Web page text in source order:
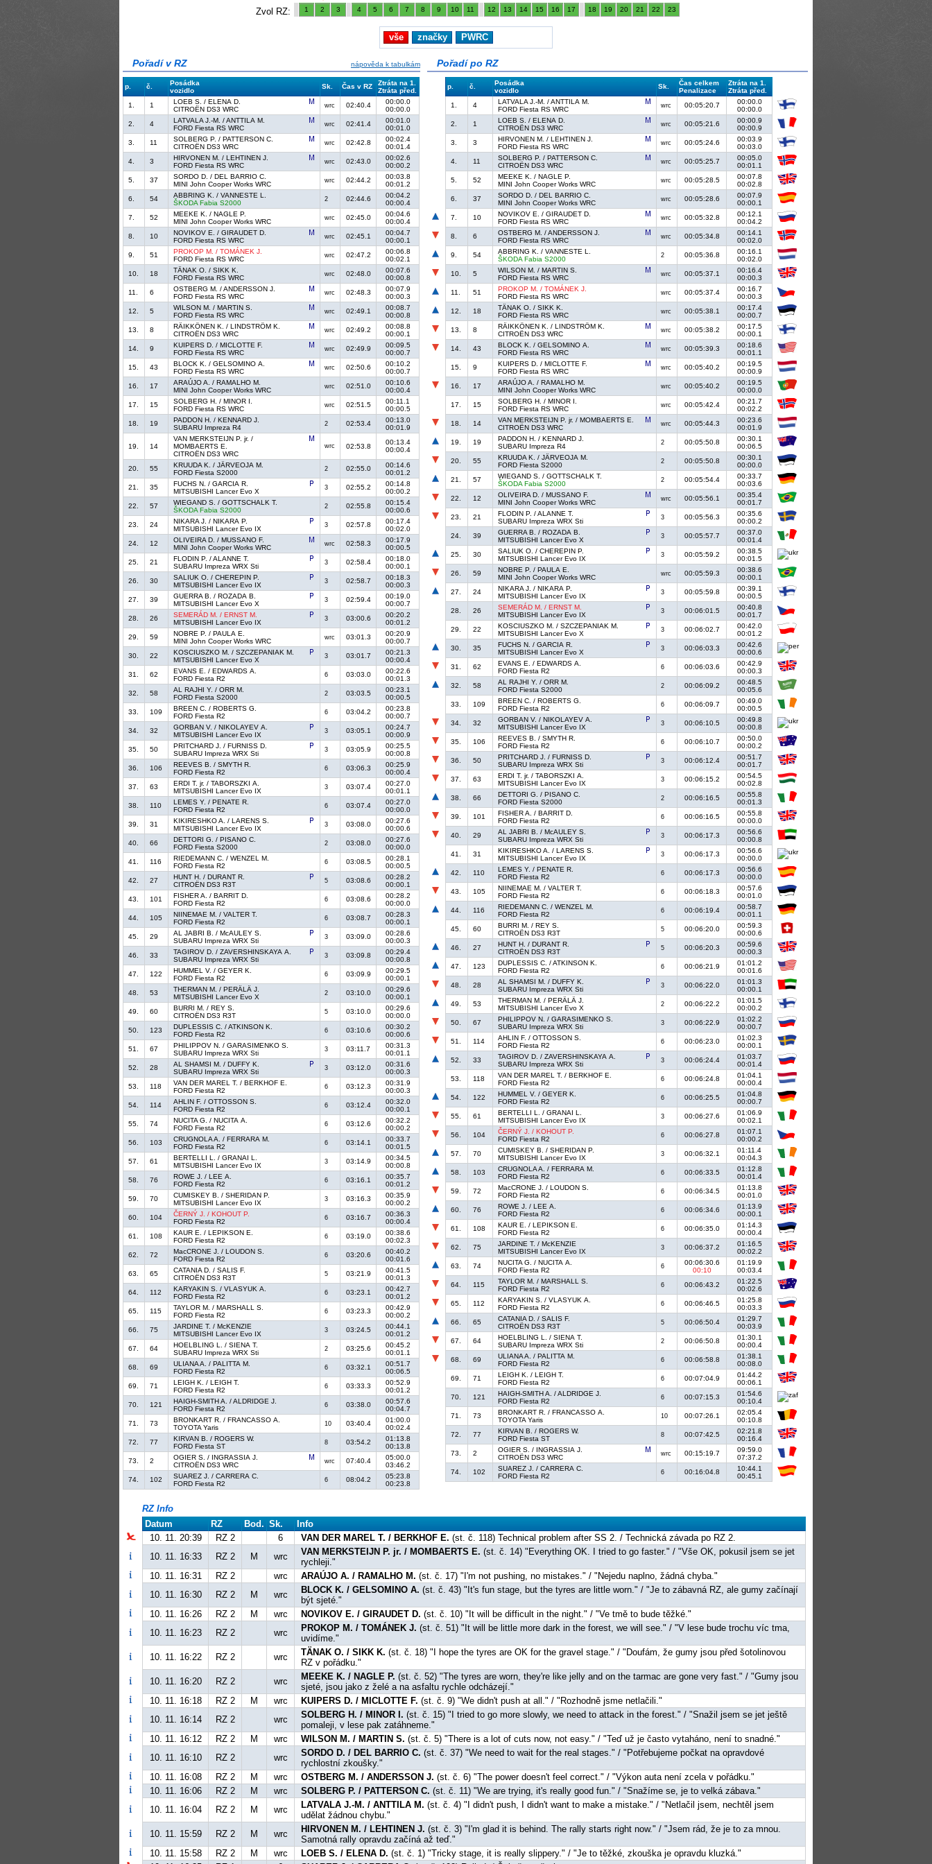
Zvol RZ: 1 2 3 4 5 6 7 8 9 10 11 12 13 14 15 16 17 18 19 20 21 22 23
vše značky PWRC
Pořadí v RZ nápověda k tabulkám
p. č.
Posádka
vozidlo
Sk. Čas v RZ
Ztráta na 1.
Ztráta před.
1.
1
LOEB S. / ELENA D.
CITROËN DS3 WRC
wrc 02:40.4
00:00.0
00:00.0
2.
4
LATVALA J.-M. / ANTTILA M.
FORD Fiesta RS WRC
wrc 02:41.4
00:01.0
00:01.0
3.
11
SOLBERG P. / PATTERSON C.
CITROËN DS3 WRC
wrc 02:42.8
00:02.4
00:01.4
4.
3
HIRVONEN M. / LEHTINEN J.
FORD Fiesta RS WRC
wrc 02:43.0
00:02.6
00:00.2
5.
37
SORDO D. / DEL BARRIO C.
MINI John Cooper Works WRC
wrc 02:44.2
00:03.8
00:01.2
6.
54
ABBRING K. / VANNESTE L.
ŠKODA Fabia S2000
2 02:44.6
00:04.2
00:00.4
7.
52
MEEKE K. / NAGLE P.
MINI John Cooper Works WRC
wrc 02:45.0
00:04.6
00:00.4
8.
10
NOVIKOV E. / GIRAUDET D.
FORD Fiesta RS WRC
wrc 02:45.1
00:04.7
00:00.1
9.
51
PROKOP M. / TOMÁNEK J.
FORD Fiesta RS WRC
wrc 02:47.2
00:06.8
00:02.1
10.
18
TÄNAK O. / SIKK K.
FORD Fiesta RS WRC
wrc 02:48.0
00:07.6
00:00.8
11.
6
OSTBERG M. / ANDERSSON J.
FORD Fiesta RS WRC
wrc 02:48.3
00:07.9
00:00.3
12.
5
WILSON M. / MARTIN S.
FORD Fiesta RS WRC
wrc 02:49.1
00:08.7
00:00.8
13.
8
RÄIKKÖNEN K. / LINDSTRÖM K.
CITROËN DS3 WRC
wrc 02:49.2
00:08.8
00:00.1
14.
9
KUIPERS D. / MICLOTTE F.
FORD Fiesta RS WRC
wrc 02:49.9
00:09.5
00:00.7
15.
43
BLOCK K. / GELSOMINO A.
FORD Fiesta RS WRC
wrc 02:50.6
00:10.2
00:00.7
16.
17
ARAÚJO A. / RAMALHO M.
MINI John Cooper Works WRC
wrc 02:51.0
00:10.6
00:00.4
17.
15
SOLBERG H. / MINOR I.
FORD Fiesta RS WRC
wrc 02:51.5
00:11.1
00:00.5
18.
19
PADDON H. / KENNARD J.
SUBARU Impreza R4
2 02:53.4
00:13.0
00:01.9
19. 14
VAN MERKSTEIJN P. jr. /
MOMBAERTS E.
CITROËN DS3 WRC
wrc 02:53.8
00:13.4
00:00.4
20. 55
KRUUDA K. / JÄRVEOJA M.
FORD Fiesta S2000
2 02:55.0
00:14.6
00:01.2
21.
35
FUCHS N. / GARCIA R.
MITSUBISHI Lancer Evo X
3 02:55.2
00:14.8
00:00.2
22.
57
WIEGAND S. / GOTTSCHALK T.
ŠKODA Fabia S2000
2 02:55.8
00:15.4
00:00.6
23.
24
NIKARA J. / NIKARA P.
MITSUBISHI Lancer Evo IX
3 02:57.8
00:17.4
00:02.0
24.
12
OLIVEIRA D. / MUSSANO F.
MINI John Cooper Works WRC
wrc 02:58.3
00:17.9
00:00.5
25.
21
FLODIN P. / ALANNE T.
SUBARU Impreza WRX Sti
3 02:58.4
00:18.0
00:00.1
26.
30
SALIUK O. / CHEREPIN P.
MITSUBISHI Lancer Evo IX
3 02:58.7
00:18.3
00:00.3
27.
39
GUERRA B. / ROZADA B.
MITSUBISHI Lancer Evo X
3 02:59.4
00:19.0
00:00.7
28.
26
SEMERÁD M. / ERNST M.
MITSUBISHI Lancer Evo IX
3 03:00.6
00:20.2
00:01.2
29.
59
NOBRE P. / PAULA E.
MINI John Cooper Works WRC
wrc 03:01.3
00:20.9
00:00.7
30.
22
KOSCIUSZKO M. / SZCZEPANIAK M.
MITSUBISHI Lancer Evo X
3 03:01.7
00:21.3
00:00.4
31.
62
EVANS E. / EDWARDS A.
FORD Fiesta R2
6 03:03.0
00:22.6
00:01.3
32.
58
AL RAJHI Y. / ORR M.
FORD Fiesta S2000
2 03:03.5
00:23.1
00:00.5
33.
109
BREEN C. / ROBERTS G.
FORD Fiesta R2
6 03:04.2
00:23.8
00:00.7
34.
32
GORBAN V. / NIKOLAYEV A.
MITSUBISHI Lancer Evo IX
3 03:05.1
00:24.7
00:00.9
35.
50
PRITCHARD J. / FURNISS D.
SUBARU Impreza WRX Sti
3 03:05.9
00:25.5
00:00.8
36.
106
REEVES B. / SMYTH R.
FORD Fiesta R2
6 03:06.3
00:25.9
00:00.4
37.
63
ERDI T. jr. / TABORSZKI A.
MITSUBISHI Lancer Evo IX
3 03:07.4
00:27.0
00:01.1
38.
110
LEMES Y. / PENATE R.
FORD Fiesta R2
6 03:07.4
00:27.0
00:00.0
39.
31
KIKIRESHKO A. / LARENS S.
MITSUBISHI Lancer Evo IX
3 03:08.0
00:27.6
00:00.6
40.
66
DETTORI G. / PISANO C.
FORD Fiesta S2000
2 03:08.0
00:27.6
00:00.0
41.
116
RIEDEMANN C. / WENZEL M.
FORD Fiesta R2
6 03:08.5
00:28.1
00:00.5
42.
27
HUNT H. / DURANT R.
CITROËN DS3 R3T
5 03:08.6
00:28.2
00:00.1
43.
101
FISHER A. / BARRIT D.
FORD Fiesta R2
6 03:08.6
00:28.2
00:00.0
44.
105
NIINEMAE M. / VALTER T.
FORD Fiesta R2
6 03:08.7
00:28.3
00:00.1
45.
29
AL JABRI B. / McAULEY S.
SUBARU Impreza WRX Sti
3 03:09.0
00:28.6
00:00.3
46.
33
TAGIROV D. / ZAVERSHINSKAYA A.
SUBARU Impreza WRX Sti
3 03:09.8
00:29.4
00:00.8
47.
122
HUMMEL V. / GEYER K.
FORD Fiesta R2
6 03:09.9
00:29.5
00:00.1
48.
53
THERMAN M. / PERÄLÄ J.
MITSUBISHI Lancer Evo X
2 03:10.0
00:29.6
00:00.1
49.
60
BURRI M. / REY S.
CITROËN DS3 R3T
5 03:10.0
00:29.6
00:00.0
50.
123
DUPLESSIS C. / ATKINSON K.
FORD Fiesta R2
6 03:10.6
00:30.2
00:00.6
51.
67
PHILIPPOV N. / GARASIMENKO S.
SUBARU Impreza WRX Sti
3 03:11.7
00:31.3
00:01.1
52.
28
AL SHAMSI M. / DUFFY K.
SUBARU Impreza WRX Sti
3 03:12.0
00:31.6
00:00.3
53.
118
VAN DER MAREL T. / BERKHOF E.
FORD Fiesta R2
6 03:12.3
00:31.9
00:00.3
54.
114
AHLIN F. / OTTOSSON S.
FORD Fiesta R2
6 03:12.4
00:32.0
00:00.1
55.
74
NUCITA G. / NUCITA A.
FORD Fiesta R2
6 03:12.6
00:32.2
00:00.2
56.
103
CRUGNOLA A. / FERRARA M.
FORD Fiesta R2
6 03:14.1
00:33.7
00:01.5
57.
61
BERTELLI L. / GRANAI L.
MITSUBISHI Lancer Evo IX
3 03:14.9
00:34.5
00:00.8
58.
76
ROWE J. / LEE A.
FORD Fiesta R2
6 03:16.1
00:35.7
00:01.2
59.
70
CUMISKEY B. / SHERIDAN P.
MITSUBISHI Lancer Evo IX
3 03:16.3
00:35.9
00:00.2
60.
104
ČERNÝ J. / KOHOUT P.
FORD Fiesta R2
6 03:16.7
00:36.3
00:00.4
61.
108
KAUR E. / LEPIKSON E.
FORD Fiesta R2
6 03:19.0
00:38.6
00:02.3
62.
72
MacCRONE J. / LOUDON S.
FORD Fiesta R2
6 03:20.6
00:40.2
00:01.6
63.
65
CATANIA D. / SALIS F.
CITROËN DS3 R3T
5 03:21.9
00:41.5
00:01.3
64.
112
KARYAKIN S. / VLASYUK A.
FORD Fiesta R2
6 03:23.1
00:42.7
00:01.2
65.
115
TAYLOR M. / MARSHALL S.
FORD Fiesta R2
6 03:23.3
00:42.9
00:00.2
66.
75
JARDINE T. / McKENZIE
MITSUBISHI Lancer Evo IX
3 03:24.5
00:44.1
00:01.2
67.
64
HOELBLING L. / SIENA T.
SUBARU Impreza WRX Sti
2 03:25.6
00:45.2
00:01.1
68.
69
ULIANA A. / PALITTA M.
FORD Fiesta R2
6 03:32.1
00:51.7
00:06.5
69.
71
LEIGH K. / LEIGH T.
FORD Fiesta R2
6 03:33.3
00:52.9
00:01.2
70.
121
HAIGH-SMITH A. / ALDRIDGE J.
FORD Fiesta R2
6 03:38.0
00:57.6
00:04.7
71.
73
BRONKART R. / FRANCASSO A.
TOYOTA Yaris
10 03:40.4
01:00.0
00:02.4
72.
77
KIRVAN B. / ROGERS W.
FORD Fiesta ST
8 03:54.2
01:13.8
00:13.8
73.
2
OGIER S. / INGRASSIA J.
CITROËN DS3 WRC
wrc 07:40.4
05:00.0
03:46.2
74.
102
SUAREZ J. / CARRERA C.
FORD Fiesta R2
6 08:04.2
05:23.8
00:23.8
Pořadí po RZ
p. č.
Posádka
vozidlo
Sk.
Čas celkem
Penalizace
Ztráta na 1.
Ztráta před.
1.
4
LATVALA J.-M. / ANTTILA M.
FORD Fiesta RS WRC
wrc 00:05:20.7
00:00.0
00:00.0
2.
1
LOEB S. / ELENA D.
CITROËN DS3 WRC
wrc 00:05:21.6
00:00.9
00:00.9
3.
3
HIRVONEN M. / LEHTINEN J.
FORD Fiesta RS WRC
wrc 00:05:24.6
00:03.9
00:03.0
4.
11
SOLBERG P. / PATTERSON C.
CITROËN DS3 WRC
wrc 00:05:25.7
00:05.0
00:01.1
5.
52
MEEKE K. / NAGLE P.
MINI John Cooper Works WRC
wrc 00:05:28.5
00:07.8
00:02.8
6.
37
SORDO D. / DEL BARRIO C.
MINI John Cooper Works WRC
wrc 00:05:28.6
00:07.9
00:00.1
7.
10
NOVIKOV E. / GIRAUDET D.
FORD Fiesta RS WRC
wrc 00:05:32.8
00:12.1
00:04.2
8.
6
OSTBERG M. / ANDERSSON J.
FORD Fiesta RS WRC
wrc 00:05:34.8
00:14.1
00:02.0
9.
54
ABBRING K. / VANNESTE L.
ŠKODA Fabia S2000
2 00:05:36.8
00:16.1
00:02.0
10.
5
WILSON M. / MARTIN S.
FORD Fiesta RS WRC
wrc 00:05:37.1
00:16.4
00:00.3
11.
51
PROKOP M. / TOMÁNEK J.
FORD Fiesta RS WRC
wrc 00:05:37.4
00:16.7
00:00.3
12.
18
TÄNAK O. / SIKK K.
FORD Fiesta RS WRC
wrc 00:05:38.1
00:17.4
00:00.7
13.
8
RÄIKKÖNEN K. / LINDSTRÖM K.
CITROËN DS3 WRC
wrc 00:05:38.2
00:17.5
00:00.1
14.
43
BLOCK K. / GELSOMINO A.
FORD Fiesta RS WRC
wrc 00:05:39.3
00:18.6
00:01.1
15.
9
KUIPERS D. / MICLOTTE F.
FORD Fiesta RS WRC
wrc 00:05:40.2
00:19.5
00:00.9
16.
17
ARAÚJO A. / RAMALHO M.
MINI John Cooper Works WRC
wrc 00:05:40.2
00:19.5
00:00.0
17.
15
SOLBERG H. / MINOR I.
FORD Fiesta RS WRC
wrc 00:05:42.4
00:21.7
00:02.2
18.
14
VAN MERKSTEIJN P. jr. / MOMBAERTS E.
CITROËN DS3 WRC
wrc 00:05:44.3
00:23.6
00:01.9
19.
19
PADDON H. / KENNARD J.
SUBARU Impreza R4
2 00:05:50.8
00:30.1
00:06.5
20.
55
KRUUDA K. / JÄRVEOJA M.
FORD Fiesta S2000
2 00:05:50.8
00:30.1
00:00.0
21.
57
WIEGAND S. / GOTTSCHALK T.
ŠKODA Fabia S2000
2 00:05:54.4
00:33.7
00:03.6
22.
12
OLIVEIRA D. / MUSSANO F.
MINI John Cooper Works WRC
wrc 00:05:56.1
00:35.4
00:01.7
23.
21
FLODIN P. / ALANNE T.
SUBARU Impreza WRX Sti
3 00:05:56.3
00:35.6
00:00.2
24.
39
GUERRA B. / ROZADA B.
MITSUBISHI Lancer Evo X
3 00:05:57.7
00:37.0
00:01.4
25.
30
SALIUK O. / CHEREPIN P.
MITSUBISHI Lancer Evo IX
3 00:05:59.2
00:38.5
00:01.5
26.
59
NOBRE P. / PAULA E.
MINI John Cooper Works WRC
wrc 00:05:59.3
00:38.6
00:00.1
27.
24
NIKARA J. / NIKARA P.
MITSUBISHI Lancer Evo IX
3 00:05:59.8
00:39.1
00:00.5
28.
26
SEMERÁD M. / ERNST M.
MITSUBISHI Lancer Evo IX
3 00:06:01.5
00:40.8
00:01.7
29.
22
KOSCIUSZKO M. / SZCZEPANIAK M.
MITSUBISHI Lancer Evo X
3 00:06:02.7
00:42.0
00:01.2
30.
35
FUCHS N. / GARCIA R.
MITSUBISHI Lancer Evo X
3 00:06:03.3
00:42.6
00:00.6
31.
62
EVANS E. / EDWARDS A.
FORD Fiesta R2
6 00:06:03.6
00:42.9
00:00.3
32.
58
AL RAJHI Y. / ORR M.
FORD Fiesta S2000
2 00:06:09.2
00:48.5
00:05.6
33.
109
BREEN C. / ROBERTS G.
FORD Fiesta R2
6 00:06:09.7
00:49.0
00:00.5
34.
32
GORBAN V. / NIKOLAYEV A.
MITSUBISHI Lancer Evo IX
3 00:06:10.5
00:49.8
00:00.8
35.
106
REEVES B. / SMYTH R.
FORD Fiesta R2
6 00:06:10.7
00:50.0
00:00.2
36.
50
PRITCHARD J. / FURNISS D.
SUBARU Impreza WRX Sti
3 00:06:12.4
00:51.7
00:01.7
37.
63
ERDI T. jr. / TABORSZKI A.
MITSUBISHI Lancer Evo IX
3 00:06:15.2
00:54.5
00:02.8
38.
66
DETTORI G. / PISANO C.
FORD Fiesta S2000
2 00:06:16.5
00:55.8
00:01.3
39.
101
FISHER A. / BARRIT D.
FORD Fiesta R2
6 00:06:16.5
00:55.8
00:00.0
40.
29
AL JABRI B. / McAULEY S.
SUBARU Impreza WRX Sti
3 00:06:17.3
00:56.6
00:00.8
41.
31
KIKIRESHKO A. / LARENS S.
MITSUBISHI Lancer Evo IX
3 00:06:17.3
00:56.6
00:00.0
42.
110
LEMES Y. / PENATE R.
FORD Fiesta R2
6 00:06:17.3
00:56.6
00:00.0
43.
105
NIINEMAE M. / VALTER T.
FORD Fiesta R2
6 00:06:18.3
00:57.6
00:01.0
44.
116
RIEDEMANN C. / WENZEL M.
FORD Fiesta R2
6 00:06:19.4
00:58.7
00:01.1
45.
60
BURRI M. / REY S.
CITROËN DS3 R3T
5 00:06:20.0
00:59.3
00:00.6
46.
27
HUNT H. / DURANT R.
CITROËN DS3 R3T
5 00:06:20.3
00:59.6
00:00.3
47.
123
DUPLESSIS C. / ATKINSON K.
FORD Fiesta R2
6 00:06:21.9
01:01.2
00:01.6
48.
28
AL SHAMSI M. / DUFFY K.
SUBARU Impreza WRX Sti
3 00:06:22.0
01:01.3
00:00.1
49.
53
THERMAN M. / PERÄLÄ J.
MITSUBISHI Lancer Evo X
2 00:06:22.2
01:01.5
00:00.2
50.
67
PHILIPPOV N. / GARASIMENKO S.
SUBARU Impreza WRX Sti
3 00:06:22.9
01:02.2
00:00.7
51.
114
AHLIN F. / OTTOSSON S.
FORD Fiesta R2
6 00:06:23.0
01:02.3
00:00.1
52.
33
TAGIROV D. / ZAVERSHINSKAYA A.
SUBARU Impreza WRX Sti
3 00:06:24.4
01:03.7
00:01.4
53.
118
VAN DER MAREL T. / BERKHOF E.
FORD Fiesta R2
6 00:06:24.8
01:04.1
00:00.4
54.
122
HUMMEL V. / GEYER K.
FORD Fiesta R2
6 00:06:25.5
01:04.8
00:00.7
55.
61
BERTELLI L. / GRANAI L.
MITSUBISHI Lancer Evo IX
3 00:06:27.6
01:06.9
00:02.1
56.
104
ČERNÝ J. / KOHOUT P.
FORD Fiesta R2
6 00:06:27.8
01:07.1
00:00.2
57.
70
CUMISKEY B. / SHERIDAN P.
MITSUBISHI Lancer Evo IX
3 00:06:32.1
01:11.4
00:04.3
58.
103
CRUGNOLA A. / FERRARA M.
FORD Fiesta R2
6 00:06:33.5
01:12.8
00:01.4
59.
72
MacCRONE J. / LOUDON S.
FORD Fiesta R2
6 00:06:34.5
01:13.8
00:01.0
60.
76
ROWE J. / LEE A.
FORD Fiesta R2
6 00:06:34.6
01:13.9
00:00.1
61.
108
KAUR E. / LEPIKSON E.
FORD Fiesta R2
6 00:06:35.0
01:14.3
00:00.4
62.
75
JARDINE T. / McKENZIE
MITSUBISHI Lancer Evo IX
3 00:06:37.2
01:16.5
00:02.2
63.
74
NUCITA G. / NUCITA A.
FORD Fiesta R2
6
00:06:30.6
00:10
01:19.9
00:03.4
64.
115
TAYLOR M. / MARSHALL S.
FORD Fiesta R2
6 00:06:43.2
01:22.5
00:02.6
65.
112
KARYAKIN S. / VLASYUK A.
FORD Fiesta R2
6 00:06:46.5
01:25.8
00:03.3
66.
65
CATANIA D. / SALIS F.
CITROËN DS3 R3T
5 00:06:50.4
01:29.7
00:03.9
67.
64
HOELBLING L. / SIENA T.
SUBARU Impreza WRX Sti
2 00:06:50.8
01:30.1
00:00.4
68.
69
ULIANA A. / PALITTA M.
FORD Fiesta R2
6 00:06:58.8
01:38.1
00:08.0
69.
71
LEIGH K. / LEIGH T.
FORD Fiesta R2
6 00:07:04.9
01:44.2
00:06.1
70.
121
HAIGH-SMITH A. / ALDRIDGE J.
FORD Fiesta R2
6 00:07:15.3
01:54.6
00:10.4
71.
73
BRONKART R. / FRANCASSO A.
TOYOTA Yaris
10 00:07:26.1
02:05.4
00:10.8
72.
77
KIRVAN B. / ROGERS W.
FORD Fiesta ST
8 00:07:42.5
02:21.8
00:16.4
73.
2
OGIER S. / INGRASSIA J.
CITROËN DS3 WRC
wrc 00:15:19.7
09:59.0
07:37.2
74.
102
SUAREZ J. / CARRERA C.
FORD Fiesta R2
6 00:16:04.8
10:44.1
00:45.1
RZ Info
Datum
RZ Bod. Sk.
Info
10. 11. 20:39
RZ 2 6 VAN DER MAREL T. / BERKHOF E. (st. č. 118) Technical problem after SS 2. / Technická závada po RZ 2.
10. 11. 16:33
RZ 2 M wrc VAN MERKSTEIJN P. jr. / MOMBAERTS E. (st. č. 14) "Everything OK. I tried to go faster." / "Vše OK, pokusil jsem se jet
rychleji."
10. 11. 16:31
RZ 2 wrc ARAÚJO A. / RAMALHO M. (st. č. 17) "I'm not pushing, no mistakes." / "Nejedu naplno, žádná chyba."
10. 11. 16:30
RZ 2 M wrc BLOCK K. / GELSOMINO A. (st. č. 43) "It's fun stage, but the tyres are little worn." / "Je to zábavná RZ, ale gumy začínají
být sjeté."
10. 11. 16:26
RZ 2 M wrc NOVIKOV E. / GIRAUDET D. (st. č. 10) "It will be difficult in the night." / "Ve tmě to bude těžké."
10. 11. 16:23
RZ 2 wrc PROKOP M. / TOMÁNEK J. (st. č. 51) "It will be little more dark in the forest, we will see." / "V lese bude trochu víc tma,
uvidíme."
10. 11. 16:22
RZ 2 wrc TÄNAK O. / SIKK K. (st. č. 18) "I hope the tyres are OK for the gravel stage." / "Doufám, že gumy jsou před šotolinovou
RZ v pořádku."
10. 11. 16:20
RZ 2 wrc MEEKE K. / NAGLE P. (st. č. 52) "The tyres are worn, they're like jelly and on the tarmac are gone very fast." / "Gumy jsou
sjeté, jsou jako z želé a na asfaltu rychle odcházejí."
10. 11. 16:18
RZ 2 M wrc KUIPERS D. / MICLOTTE F. (st. č. 9) "We didn't push at all." / "Rozhodně jsme netlačili."
10. 11. 16:14
RZ 2 wrc SOLBERG H. / MINOR I. (st. č. 15) "I tried to go more slowly, we need to attack in the forest." / "Snažil jsem se jet ještě
pomaleji, v lese pak zatáhneme."
10. 11. 16:12
RZ 2 M wrc WILSON M. / MARTIN S. (st. č. 5) "There is a lot of cuts now, not easy." / "Teď už je často vytaháno, není to snadné."
10. 11. 16:10
RZ 2 wrc SORDO D. / DEL BARRIO C. (st. č. 37) "We need to wait for the real stages." / "Potřebujeme počkat na opravdové
rychlostní zkoušky."
10. 11. 16:08
RZ 2 M wrc OSTBERG M. / ANDERSSON J. (st. č. 6) "The power doesn't feel correct." / "Výkon auta není zcela v pořádku."
10. 11. 16:06
RZ 2 M wrc SOLBERG P. / PATTERSON C. (st. č. 11) "We are trying, it's really good fun." / "Snažíme se, je to velká zábava."
10. 11. 16:04
RZ 2 M wrc LATVALA J.-M. / ANTTILA M. (st. č. 4) "I didn't push, I didn't want to make a mistake." / "Netlačil jsem, nechtěl jsem
udělat žádnou chybu."
10. 11. 15:59
RZ 2 M wrc HIRVONEN M. / LEHTINEN J. (st. č. 3) "I'm glad it is behind. The rally starts right now." / "Jsem rád, že je to za mnou.
Samotná rally opravdu začíná až teď."
10. 11. 15:58
RZ 2 M wrc LOEB S. / ELENA D. (st. č. 1) "Tricky stage, it is really slippery." / "Je to těžké, zkouška je opravdu kluzká."